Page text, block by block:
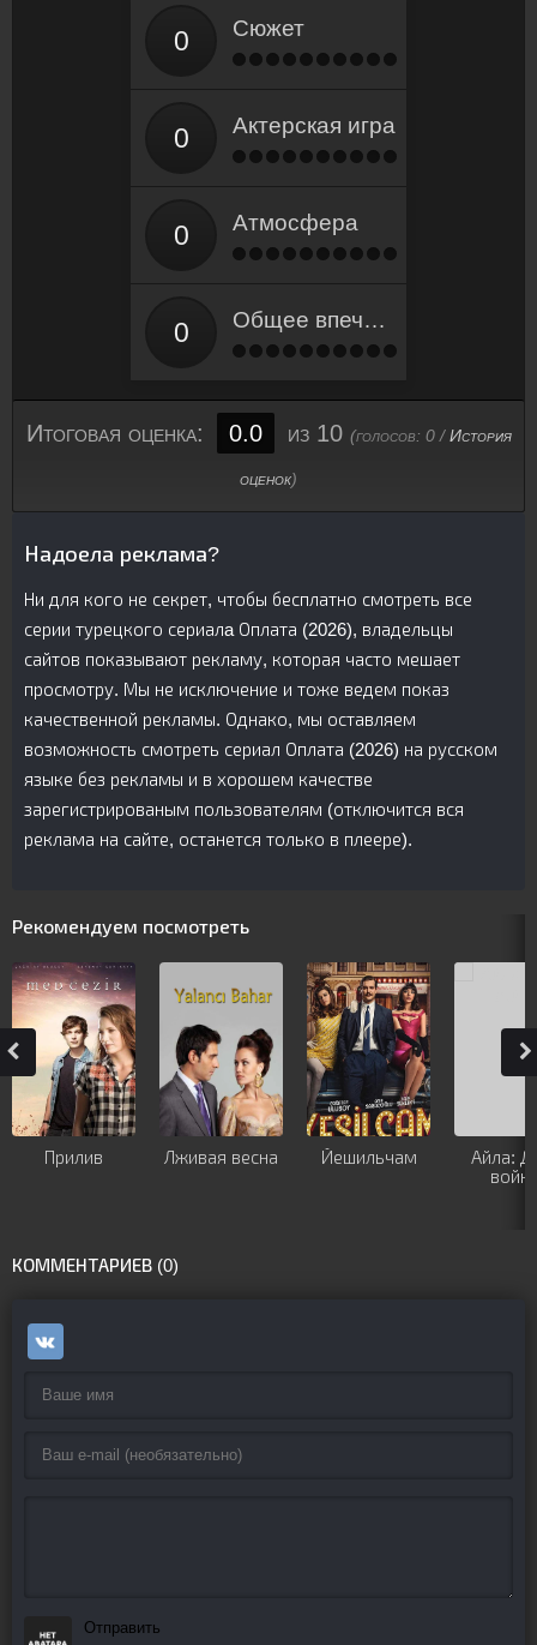
Сюжет
Актерская игра
Атмосфера
Общее впечатление
Итоговая оценка: 0.0 из 10 (голосов: 0/История
оценок)
Надоела реклама?
Ни для кого не секрет, чтобы бесплатно смотреть все
серии турецкого сериалa Оплата (2026), владельцы
сайтов показывают рекламу, которая часто мешает
просмотру. Мы не исключение и тоже ведем показ
качественной рекламы. Однако, мы оставляем
возможность смотреть сериал Оплата (2026) на русском
языке без рекламы и в хорошем качестве
зарегистрированым пользователям (отключится вся
реклама на сайте, останется только в плеере).
Рекомендуем посмотреть
Прилив Лживая весна Йешильчам
Айла:
КОММЕНТАРИЕВ (0)
Отправить